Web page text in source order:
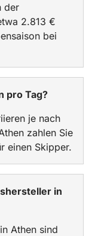
der
2.813 €
bei
pro Tag?
je nach
zahlen Sie
einen Skipper.
in
Athen sind